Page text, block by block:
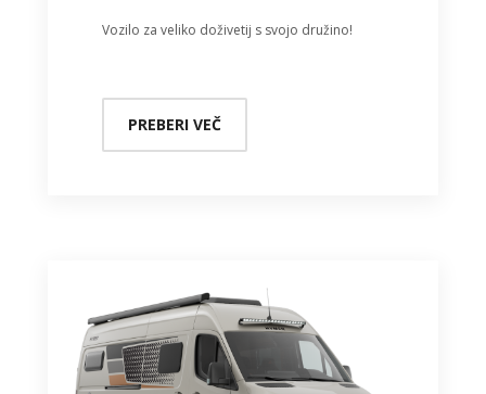
Vozilo za veliko doživetij s svojo družino!
PREBERI VEČ